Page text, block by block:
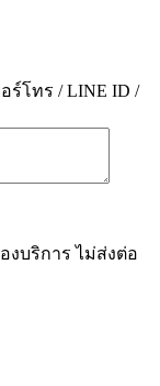
อร์โทร / LINE ID /
งบริการ ไม่ส่งต่อ